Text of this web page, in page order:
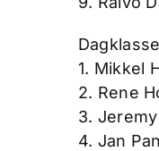
1. Mikkel
2. Rene
3.
4. Jan